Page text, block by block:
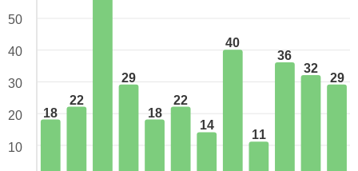
18
22
29
18
22
14
40
11
36
32
29
50
40
30
20
10